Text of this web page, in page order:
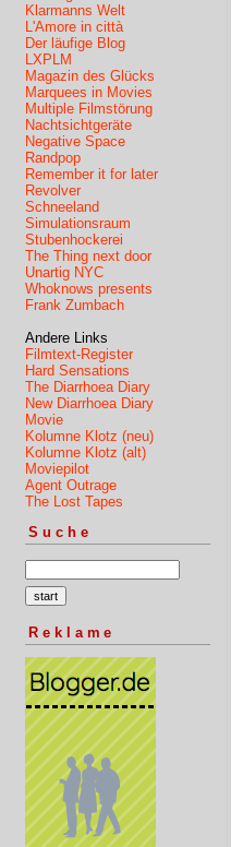
Klarmanns Welt
L'Amore in città
Der läufige Blog
LXPLM
Magazin des Glücks
Marquees in Movies
Multiple Filmstörung
Nachtsichtgeräte
Negative Space
Randpop
Remember it for later
Revolver
Schneeland
Simulationsraum
Stubenhockerei
The Thing next door
Unartig NYC
Whoknows presents
Frank Zumbach
Andere Links
Filmtext-Register
Hard Sensations
The Diarrhoea Diary
New Diarrhoea Diary
Movie
Kolumne Klotz (neu)
Kolumne Klotz (alt)
Moviepilot
Agent Outrage
The Lost Tapes
Suche
Reklame